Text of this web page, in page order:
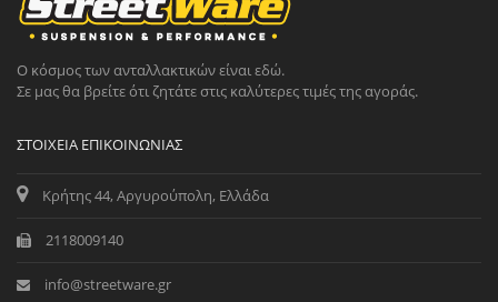
Ο κόσμος των ανταλλακτικών είναι εδώ.
Σε μας θα βρείτε ότι ζητάτε στις καλύτερες τιμές της αγοράς.
ΣΤΟΙΧΕΊΑ ΕΠΙΚΟΙΝΩΝΊΑΣ
Κρήτης 44, Αργυρούπολη, Ελλάδα
2118009140
info@streetware.gr